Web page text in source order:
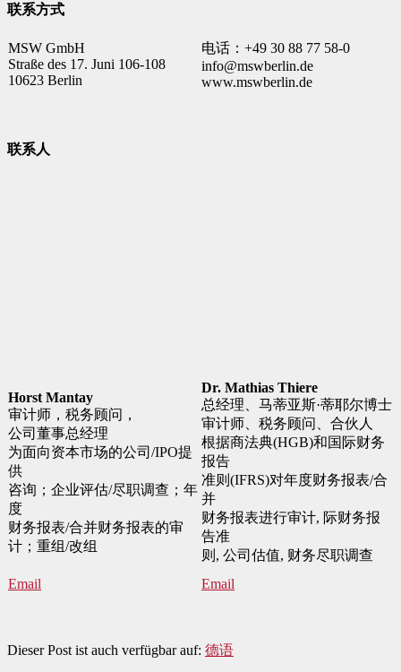
联系方式
MSW GmbH
Straße des 17. Juni 106-108
10623 Berlin
电话：+49 30 88 77 58-0
info@mswberlin.de
www.mswberlin.de
联系人
Horst Mantay
审计师，税务顾问，
公司董事总经理
为面向资本市场的公司/IPO提
供
咨询；企业评估/尽职调查；年
度
财务报表/合并财务报表的审
计；重组/改组
Dr. Mathias Thiere
总经理、马蒂亚斯·蒂耶尔博士
审计师、税务顾问、合伙人
根据商法典(HGB)和国际财务
报告
准则(IFRS)对年度财务报表/合
并
财务报表进行审计, 际财务报
告准
则, 公司估值, 财务尽职调查
Email
Email
Dieser Post ist auch verfügbar auf: 德语